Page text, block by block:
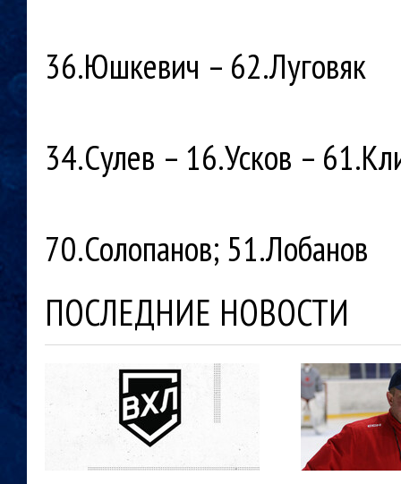
36.Юшкевич – 62.Луговяк
34.Сулев – 16.Усков –
70.Солопанов; 51.Лобанов
ПОСЛЕДНИЕ НОВОСТИ